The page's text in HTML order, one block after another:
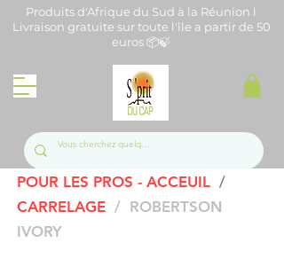
Produits d'Afrique du Sud à la Réunion l
Livraison gratuite sur toute l'île a partir de 50
euros 📦🍃
POUR LES PROS - ACCEUIL /
CARRELAGE / ROBERTSON
IVORY